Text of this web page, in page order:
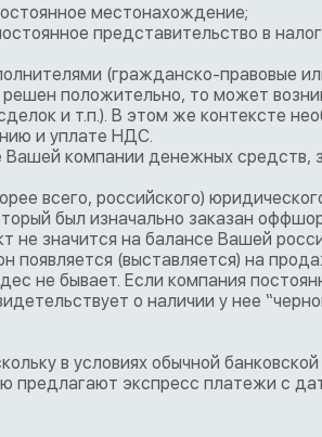
местонахождение;
представительство в
(гражданско-правовые
положительно, то может
и т.п.). В этом же контексте
и уплате НДС.
Вашей компании денежных средств,
всего, российского)
был изначально заказан
не значится на балансе Вашей
появляется (выставляется) на
не бывает. Если компания
о наличии у нее
в условиях обычной банковской
предлагают экспресс платежи с